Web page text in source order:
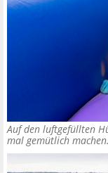
Auf den luftgefüllten
mal gemütlich